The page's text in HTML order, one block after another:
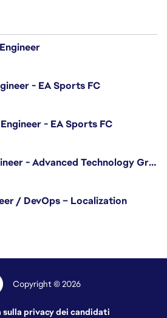
- EA Sports FC
- EA Sports FC
Senior Software Engineer - Advanced Technology Group
/ DevOps – Localization
Copyright © 2026
privacy dei candidati